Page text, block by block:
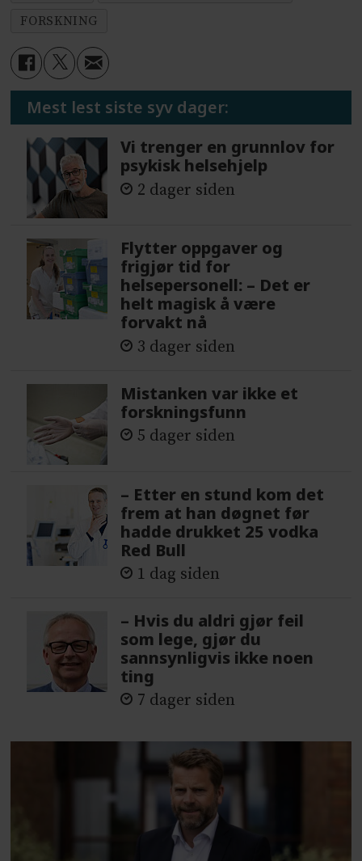
FORSKNING
Mest lest siste syv dager:
Vi trenger en grunnlov for
psykisk helsehjelp
2 dager siden
Flytter oppgaver og
frigjør tid for
helsepersonell: – Det er
helt magisk å være
forvakt nå
3 dager siden
Mistanken var ikke et
forskningsfunn
5 dager siden
– Etter en stund kom det
frem at han døgnet før
hadde drukket 25 vodka
Red Bull
1 dag siden
– Hvis du aldri gjør feil
som lege, gjør du
sannsynligvis ikke noen
ting
7 dager siden